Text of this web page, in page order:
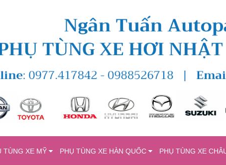
TÙNG XE MỸ PHỤ TÙNG XE HÀN QUỐC PHỤ TÙNG XE